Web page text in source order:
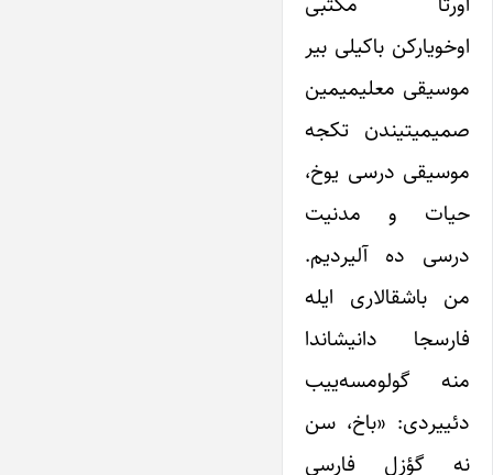
اوخویارکن باکیلی بیر
موسیقی معلیمیمین
صمیمیتیندن تکجه
موسیقی درسی یوخ،
حیات و مدنیت
درسی ده آلیردیم.
من باشقالاری ایله
فارسجا دانیشاندا
منه گولومسه‌ییب
دئییردی: «باخ، سن
نه گؤزل فارسی